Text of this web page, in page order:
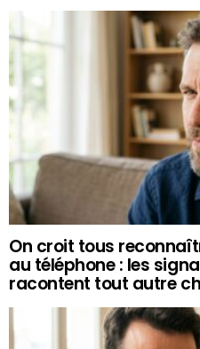
On croit tous
au téléphone : les
racontent tout autre